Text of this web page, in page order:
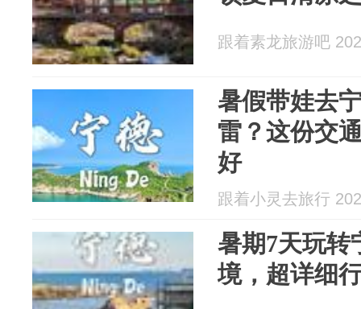
跟着素龙旅游吧
暑假带娃去
雷？这份交
好
跟着小灵去旅行
暑期7天玩转
境，超详细